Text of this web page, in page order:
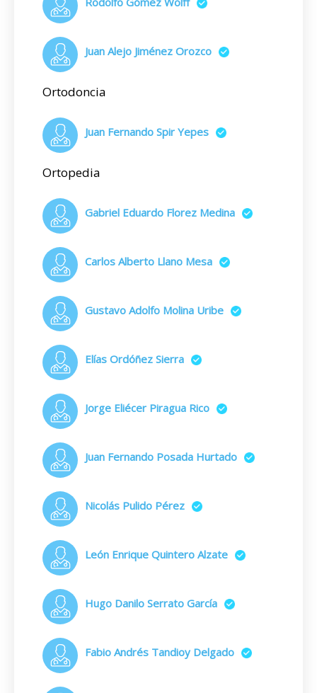
Juan Alejo Jiménez Orozco
Ortodoncia
Juan Fernando Spir Yepes
Ortopedia
Gabriel Eduardo Florez Medina
Carlos Alberto Llano Mesa
Gustavo Adolfo Molina Uribe
Elías Ordóñez Sierra
Jorge Eliécer Piragua Rico
Juan Fernando Posada Hurtado
Nicolás Pulido Pérez
León Enrique Quintero Alzate
Hugo Danilo Serrato García
Fabio Andrés Tandioy Delgado